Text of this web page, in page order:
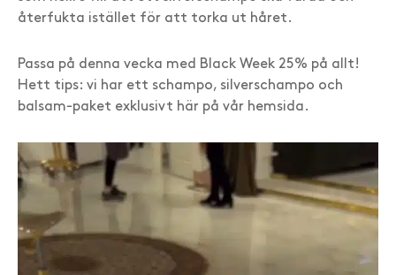
återfukta istället för att torka ut håret.
Passa på denna vecka med Black Week 25% på allt!
Hett tips: vi har ett schampo, silverschampo och
balsam-paket exklusivt här på vår hemsida.